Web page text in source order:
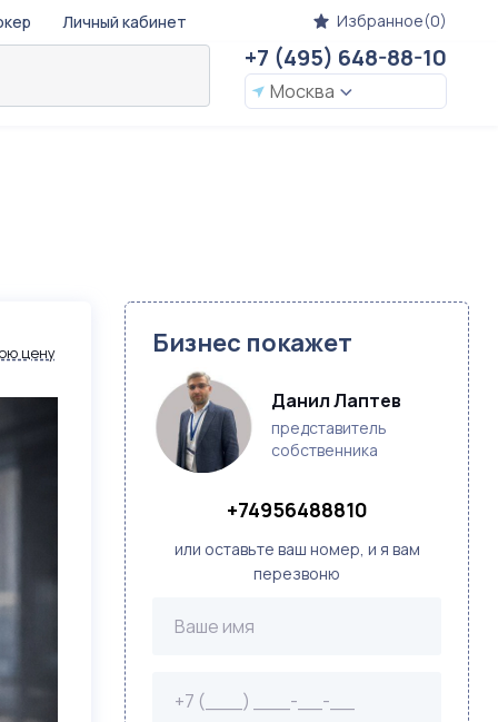
Личный кабинет Избранное(0)
+7 (495) 648-88-10
Москва
цену Бизнес покажет
Данил Лаптев
представитель
собственника
+74956488810
или оставьте ваш номер, и я вам
перезвоню